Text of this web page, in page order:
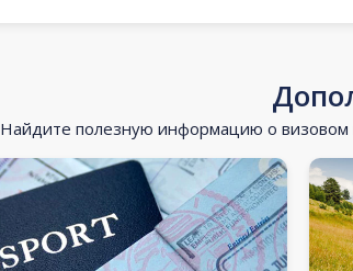
Найдите полезную информацию о визовом